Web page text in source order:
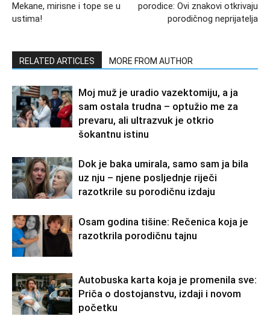
Mekane, mirisne i tope se u
ustima!
porodice: Ovi znakovi otkrivaju
porodičnog neprijatelja
RELATED ARTICLES MORE FROM AUTHOR
Moj muž je uradio vazektomiju, a ja
sam ostala trudna – optužio me za
prevaru, ali ultrazvuk je otkrio
šokantnu istinu
Dok je baka umirala, samo sam ja bila
uz nju – njene posljednje riječi
razotkrile su porodičnu izdaju
Osam godina tišine: Rečenica koja je
razotkrila porodičnu tajnu
Autobuska karta koja je promenila sve:
Priča o dostojanstvu, izdaji i novom
početku